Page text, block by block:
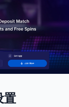
置